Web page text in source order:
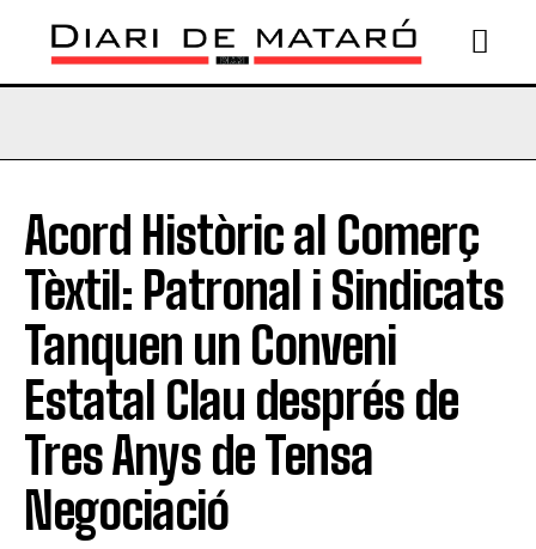
Acord Històric al Comerç
Tèxtil: Patronal i Sindicats
Tanquen un Conveni
Estatal Clau després de
Tres Anys de Tensa
Negociació